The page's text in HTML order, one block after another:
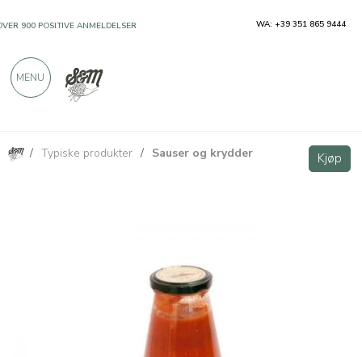
/ Typiske produkter / Sauser og krydder Kjøp
Piennolo tomatsaus fra Vesuv DOP 700g Kjøp
900 POSITIVE ANMELDELSER WA: +39 351 865 9444
MENU